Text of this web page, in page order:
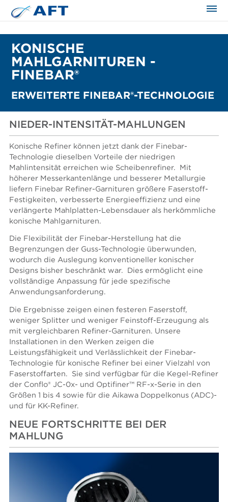
KONISCHE
MAHLGARNITUREN -
FINEBAR®
ERWEITERTE FINEBAR®-TECHNOLOGIE
NIEDER-INTENSITÄT-MAHLUNGEN
Konische Refiner können jetzt dank der Finebar-
Technologie dieselben Vorteile der niedrigen
Mahlintensität erreichen wie Scheibenrefiner. Mit
höherer Messerkantenlänge und besserer Metallurgie
liefern Finebar Refiner-Garnituren größere Faserstoff-
Festigkeiten, verbesserte Energieeffizienz und eine
verlängerte Mahlplatten-Lebensdauer als herkömmliche
konische Mahlgarnituren.
Die Flexibilität der Finebar-Herstellung hat die
Begrenzungen der Guss-Technologie überwunden,
wodurch die Auslegung konventioneller konischer
Designs bisher beschränkt war. Dies ermöglicht eine
vollständige Anpassung für jede spezifische
Anwendungsanforderung.
Die Ergebnisse zeigen einen festeren Faserstoff,
weniger Splitter und weniger Feinstoff-Erzeugung als
mit vergleichbaren Refiner-Garnituren. Unsere
Installationen in den Werken zeigen die
Leistungsfähigkeit und Verlässlichkeit der Finebar-
Technologie für konische Refiner bei einer Vielzahl von
Faserstoffarten. Sie sind verfügbar für die Kegel-Refiner
der Conflo® JC-0x- und Optifiner™ RF-x-Serie in den
Größen 1 bis 4 sowie für die Aikawa Doppelkonus (ADC)-
und für KK-Refiner.
NEUE FORTSCHRITTE BEI DER
MAHLUNG